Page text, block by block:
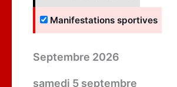
Manifestations sportives
Septembre 2026
samedi 5 septembre